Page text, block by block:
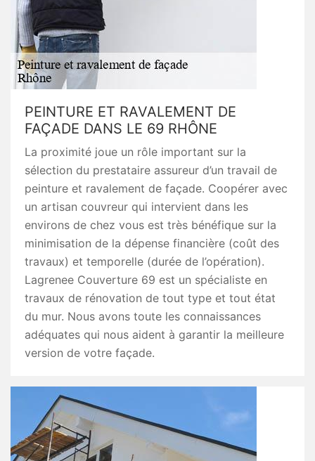
PEINTURE ET RAVALEMENT DE
FAÇADE DANS LE 69 RHÔNE
La proximité joue un rôle important sur la
sélection du prestataire assureur d’un travail de
peinture et ravalement de façade. Coopérer avec
un artisan couvreur qui intervient dans les
environs de chez vous est très bénéfique sur la
minimisation de la dépense financière (coût des
travaux) et temporelle (durée de l’opération).
Lagrenee Couverture 69 est un spécialiste en
travaux de rénovation de tout type et tout état
du mur. Nous avons toute les connaissances
adéquates qui nous aident à garantir la meilleure
version de votre façade.